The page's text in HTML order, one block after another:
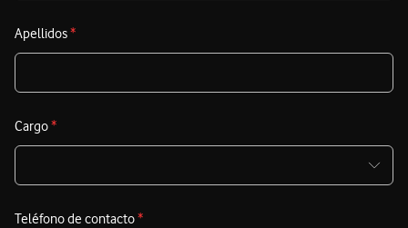
Apellidos*
Cargo*
Teléfono de contacto*